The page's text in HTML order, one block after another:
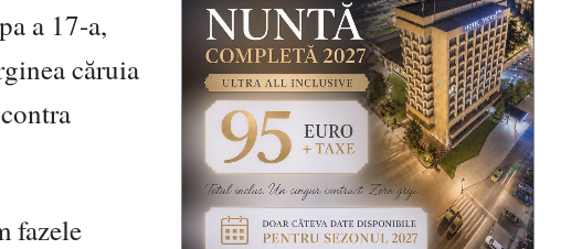
a 17-a,
căruia
fazele